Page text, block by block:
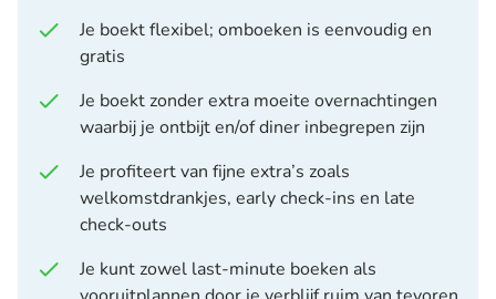
Je boekt flexibel; omboeken is eenvoudig en
gratis
Je boekt zonder extra moeite overnachtingen
waarbij je ontbijt en/of diner inbegrepen zijn
Je profiteert van fijne extra’s zoals
welkomstdrankjes, early check-ins en late
check-outs
Je kunt zowel last-minute boeken als